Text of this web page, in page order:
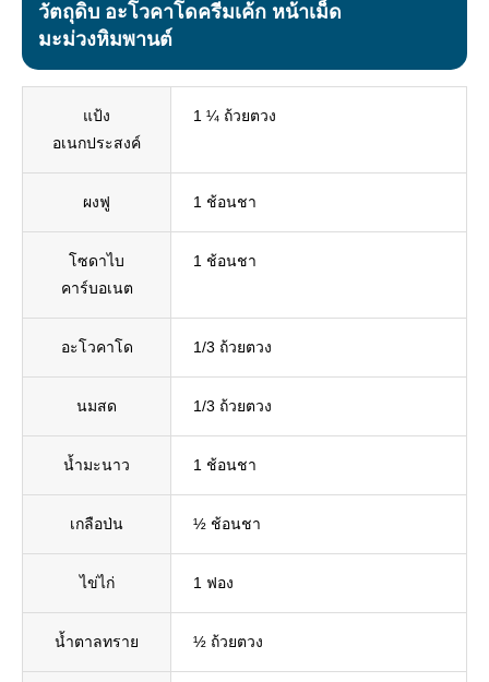
วัตถุดิบ อะโวคาโดครีมเค้ก หน้าเม็ด
มะม่วงหิมพานต์
แป้ง
อเนกประสงค์
1 ¼ ถ้วยตวง
ผงฟู 1 ช้อนชา
โซดาไบ
คาร์บอเนต
1 ช้อนชา
อะโวคาโด 1/3 ถ้วยตวง
นมสด 1/3 ถ้วยตวง
น้ำมะนาว 1 ช้อนชา
เกลือป่น ½ ช้อนชา
ไข่ไก่ 1 ฟอง
น้ำตาลทราย ½ ถ้วยตวง